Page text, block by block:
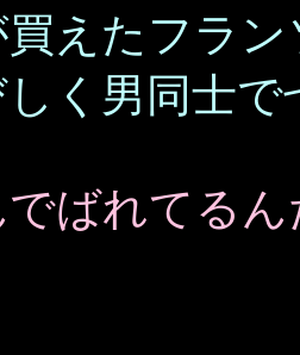
えたフラ
同士で七
ばれてる